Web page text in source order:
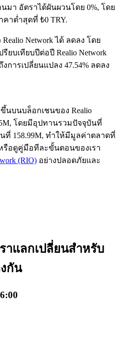
นหลักประกัน
นำ
มา อัตราได้ผันผวนโดย 0%, โดย
คาต่ำสุดที่ ₺0 TRY.
Network ได้ ลดลง โดย
รียบเทียบปีต่อปี Realio Network
การเปลี่ยนแปลง 47.54% ลดลง
นบนบล็อกเชนของ Realio
โดยมีอุปทานรวมปัจจุบันที่
ที่ 158.99M, ทำให้มีมูลค่าตลาดที่
รือดูคู่มือทีละขั้นตอนของเรา
(RIO) อย่างปลอดภัยและ
าแลกเปลี่ยนสำหรับ
กัน